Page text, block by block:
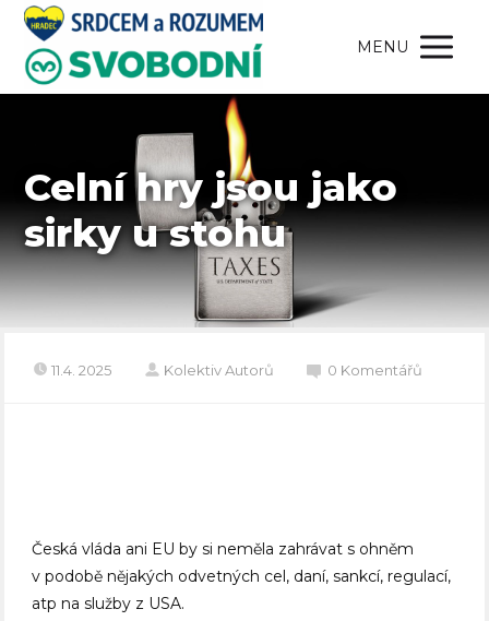
MENU
Celní hry jsou jako
sirky u stohu
11.4. 2025 Kolektiv Autorů 0 Komentářů
Česká vláda ani EU by si neměla zahrávat s ohněm
v podobě nějakých odvetných cel, daní, sankcí, regulací,
atp na služby z USA.